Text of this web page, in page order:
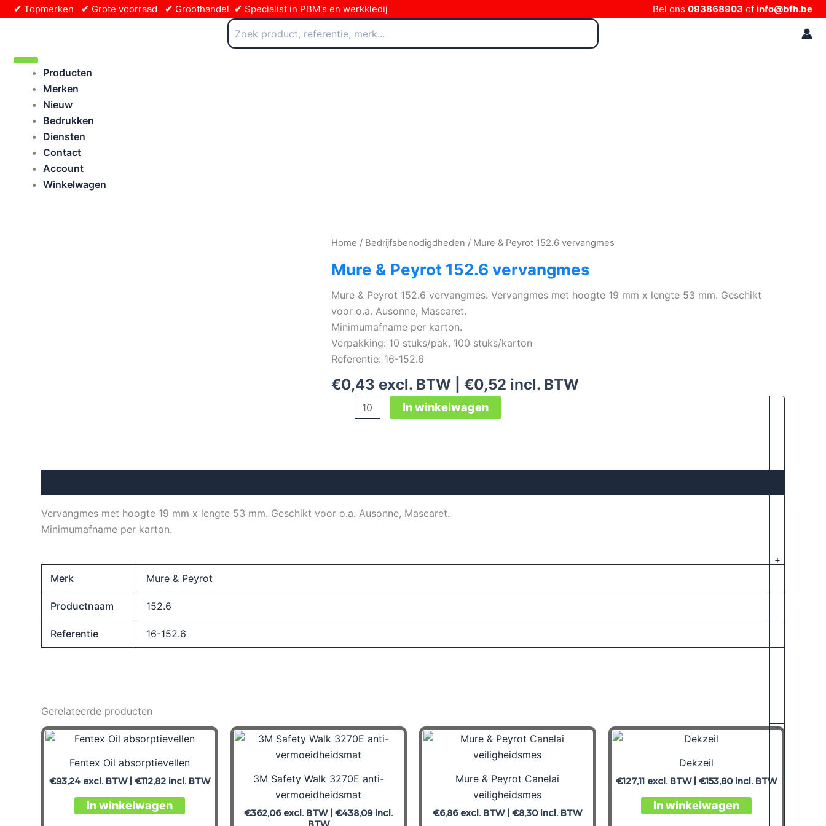
inhoud
✔ Topmerken ✔ Grote voorraad ✔ Groothandel ✔ Specialist in PBM's en werkkledij Bel ons 093868903 of info@bfh.be
Zoeken
naar:
Producten
Merken
Nieuw
Bedrukken
Diensten
Contact
Account
Winkelwagen
Home / Bedrijfsbenodigdheden / Mure & Peyrot 152.6 vervangmes
Mure & Peyrot 152.6 vervangmes
Mure & Peyrot 152.6 vervangmes. Vervangmes met hoogte 19 mm x lengte 53 mm. Geschikt
voor o.a. Ausonne, Mascaret.
Minimumafname per karton.
Verpakking: 10 stuks/pak, 100 stuks/karton
Referentie: 16-152.6
€0,43 excl. BTW | €0,52 incl. BTW
-
vervangmes
+
In winkelwagen
Vervangmes met hoogte 19 mm x lengte 53 mm. Geschikt voor o.a. Ausonne, Mascaret.
Minimumafname per karton.
Merk Mure & Peyrot
Productnaam 152.6
Referentie 16-152.6
Gerelateerde producten
Fentex Oil absorptievellen
€93,24excl. BTW | €112,82incl. BTW
In winkelwagen
3M Safety Walk 3270E anti-
vermoeidheidsmat
€362,06excl. BTW |€438,09incl.
Mure & Peyrot Canelai
veiligheidsmes
€6,86excl. BTW |€8,30incl. BTW
Dekzeil
€127,11 excl. BTW |€153,80incl. BTW
In winkelwagen